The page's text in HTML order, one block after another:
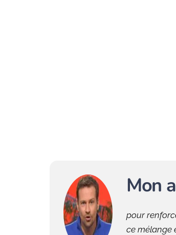
Mon
pour
ce mélange